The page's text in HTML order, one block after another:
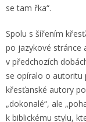
se tam řka“.
Spolu s šířením
po jazykové stránce
v předchozích
se opíralo o autoritu
křesťanské autory
„dokonalé“, ale
k biblickému stylu,